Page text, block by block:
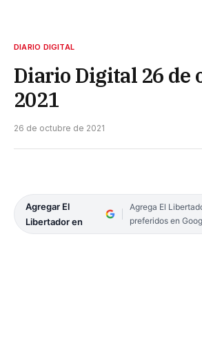
DIARIO DIGITAL
Diario Digital 26 de
2021
26 de octubre de 2021
Agregar El
Libertador en
Agrega El
preferidos en